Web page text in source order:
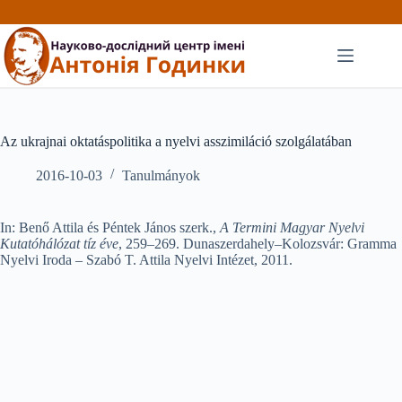
до
вмісту
Az ukrajnai oktatáspolitika a nyelvi asszimiláció szolgálatában
2016-10-03 Tanulmányok
In: Benő Attila és Péntek János szerk., A Termini Magyar Nyelvi
Kutatóhálózat tíz éve, 259–269. Dunaszerdahely–Kolozsvár: Gramma
Nyelvi Iroda – Szabó T. Attila Nyelvi Intézet, 2011.